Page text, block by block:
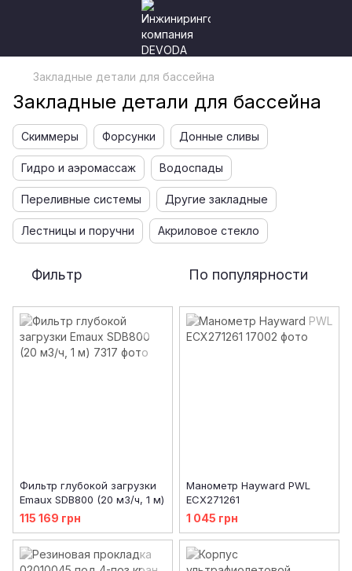
Закладные детали для бассейна
Закладные детали для бассейна
Скиммеры Форсунки Донные сливы
Гидро и аэромассаж Водоспады
Переливные системы Другие закладные
Лестницы и поручни Акриловое стекло
Фильтр По популярности
Фильтр глубокой загрузки
Emaux SDB800 (20 м3/ч, 1 м)
115 169 грн
Манометр Hayward PWL
ECX271261
1 045 грн